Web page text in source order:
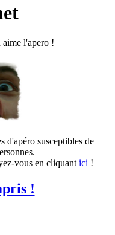
aime l'apero !
d'apéro susceptibles de
vous en cliquant ici !
!